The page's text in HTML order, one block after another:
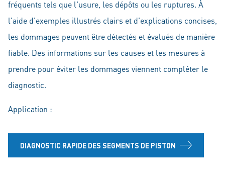
fréquents tels que l'usure, les dépôts ou les ruptures. À
l'aide d'exemples illustrés clairs et d'explications concises,
les dommages peuvent être détectés et évalués de manière
fiable. Des informations sur les causes et les mesures à
prendre pour éviter les dommages viennent compléter le
diagnostic.
Application :
DIAGNOSTIC RAPIDE DES SEGMENTS DE PISTON